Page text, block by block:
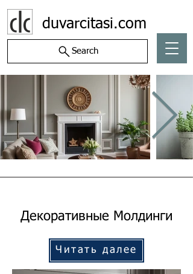
duvarcitasi.com
Search
Декоративные Молдинги
Читать далее